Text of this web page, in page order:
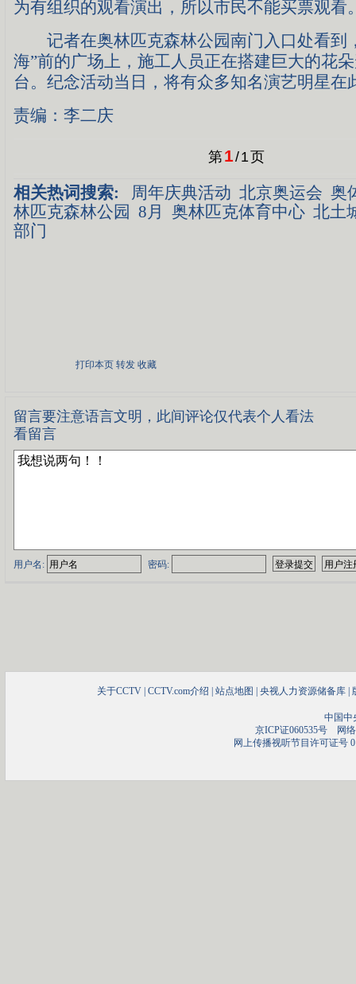
为有组织的观看演出，所以市民不能买票观看
记者在奥林匹克森林公园南门入口处看到
海”前的广场上，施工人员正在搭建巨大的花
台。纪念活动当日，将有众多知名演艺明星在
责编：李二庆
第1/1页
相关热词搜索: 周年庆典活动 北京奥运会 奥
林匹克森林公园 8月 奥林匹克体育中心 北土
部门
打印本页 转发 收藏
留言要注意语言文明，此间评论仅代
看留言
用户名: 密码:
关于CCTV CCTV.com介绍 站点地图 央视人力资源储备库
中国中
京ICP证060535号网络
网上传播视听节目许可证号